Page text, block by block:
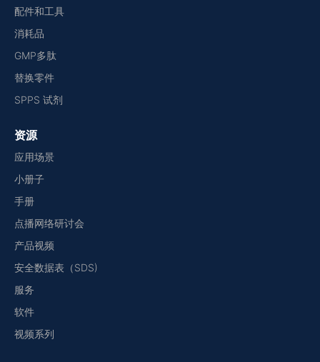
配件和工具
消耗品
GMP多肽
替换零件
SPPS 试剂
资源
应用场景
小册子
手册
点播网络研讨会
产品视频
安全数据表（SDS)
服务
软件
视频系列